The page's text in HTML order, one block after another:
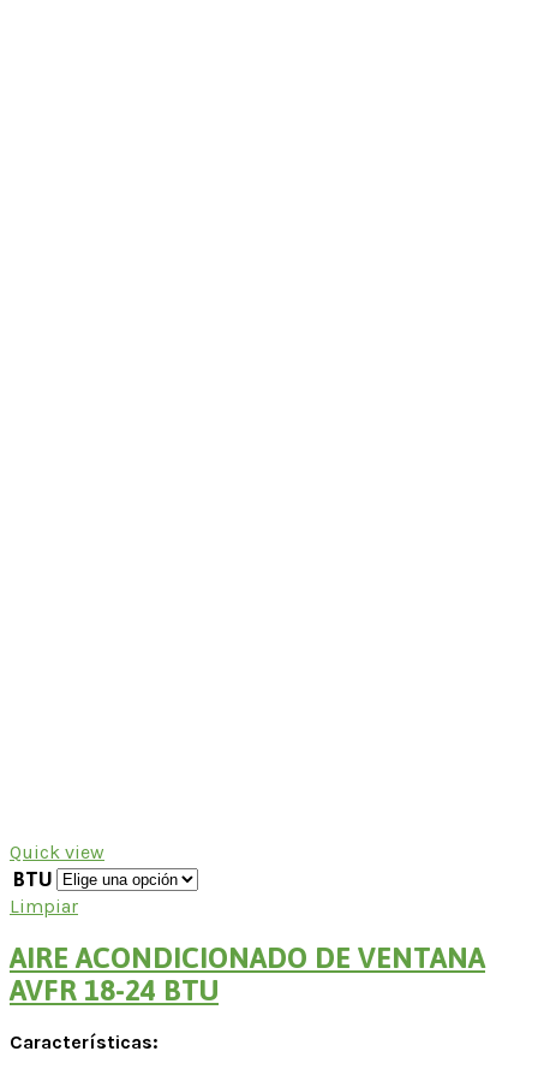
Quick view
BTU
Limpiar
AIRE ACONDICIONADO DE VENTANA
AVFR 18-24 BTU
Características: